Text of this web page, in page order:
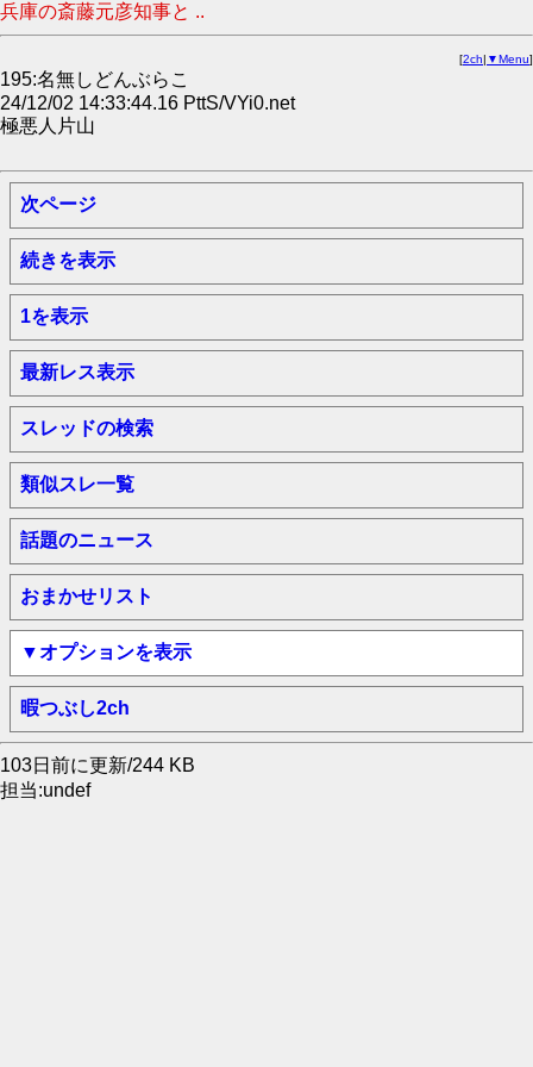
兵庫の斎藤元彦知事と ..
[2ch| ▼Menu]
195:名無しどんぶらこ
24/12/02 14:33:44.16 PttS/VYi0.net
極悪人片山
次ページ
続きを表示
1を表示
最新レス表示
スレッドの検索
類似スレ一覧
話題のニュース
おまかせリスト
▼オプションを表示
暇つぶし2ch
103日前に更新/244 KB
担当:undef